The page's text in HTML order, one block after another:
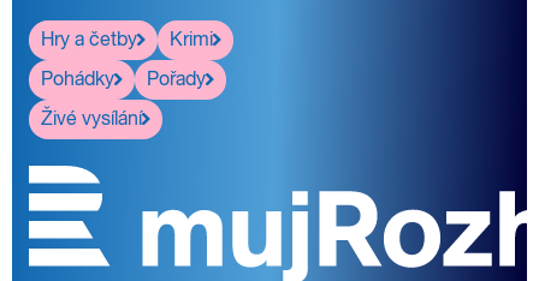
Hry a četby
Krimi
Pohádky
Pořady
Živé vysílání